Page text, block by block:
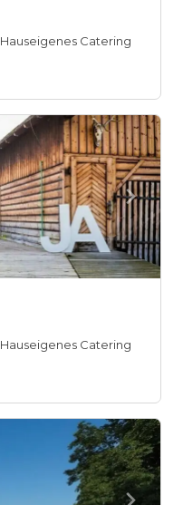
Hauseigenes Catering
Hauseigenes Catering